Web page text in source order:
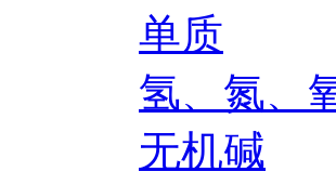
单质
氢、氮、
无机碱